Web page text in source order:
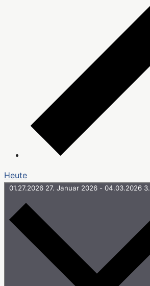
Heute
01.27.2026 27. Januar 2026 - 04.03.2026